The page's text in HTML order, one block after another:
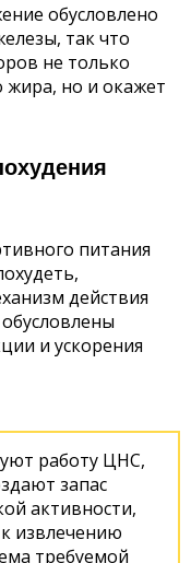
обусловлено
так что
не только
жира, но и окажет
питания
действия
и ускорения
работу ЦНС,
запас
активности,
извлечению
требуемой